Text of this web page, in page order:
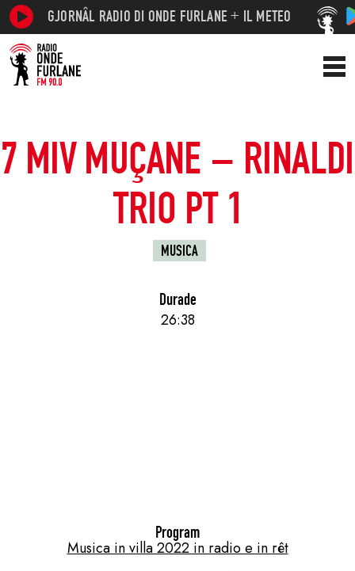
GJORNÂL RADIO DI ONDE FURLANE + IL METEO
7 MIV MUÇANE – RINALDI
TRIO PT 1
MUSICA
Durade
26:38
Program
Musica in villa 2022 in radio e in rêt